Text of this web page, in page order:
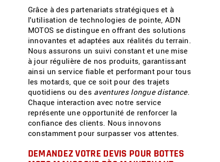
Grâce à des partenariats stratégiques et à
l'utilisation de technologies de pointe, ADN
MOTOS se distingue en offrant des solutions
innovantes et adaptées aux réalités du terrain.
Nous assurons un suivi constant et une mise
à jour régulière de nos produits, garantissant
ainsi un service fiable et performant pour tous
les motards, que ce soit pour des trajets
quotidiens ou des aventures longue distance.
Chaque interaction avec notre service
représente une opportunité de renforcer la
confiance des clients. Nous innovons
constamment pour surpasser vos attentes.
DEMANDEZ VOTRE DEVIS POUR BOTTES